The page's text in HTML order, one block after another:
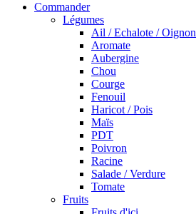
Commander
Légumes
Ail / Echalote / Oignon
Aromate
Aubergine
Chou
Courge
Fenouil
Haricot / Pois
Maïs
PDT
Poivron
Racine
Salade / Verdure
Tomate
Fruits